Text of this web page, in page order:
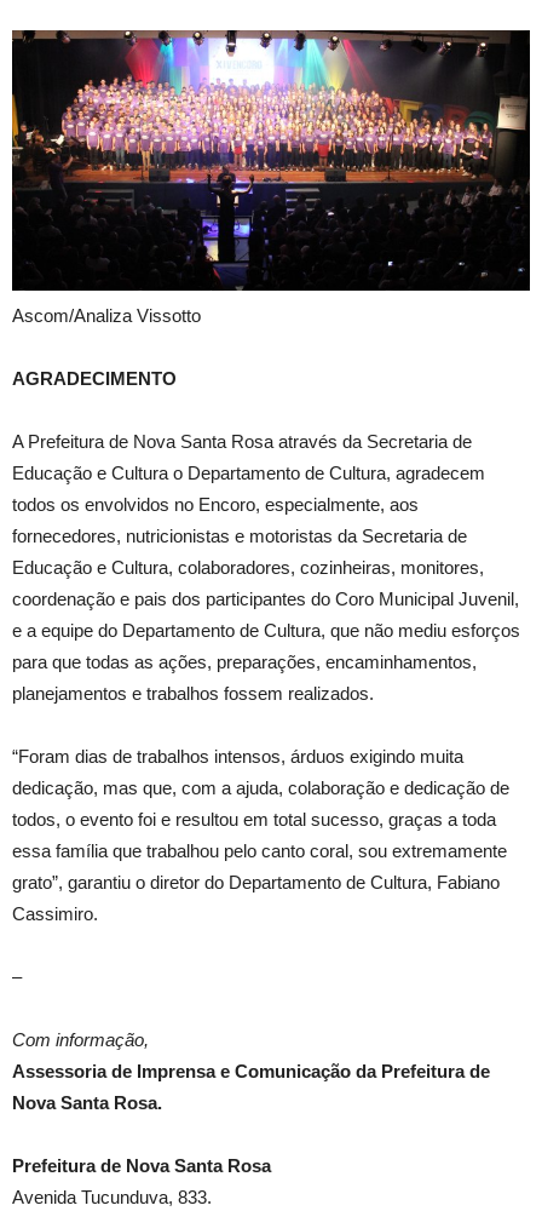
Ascom/Analiza Vissotto
AGRADECIMENTO
A Prefeitura de Nova Santa Rosa através da Secretaria de
Educação e Cultura o Departamento de Cultura, agradecem
todos os envolvidos no Encoro, especialmente, aos
fornecedores, nutricionistas e motoristas da Secretaria de
Educação e Cultura, colaboradores, cozinheiras, monitores,
coordenação e pais dos participantes do Coro Municipal Juvenil,
e a equipe do Departamento de Cultura, que não mediu esforços
para que todas as ações, preparações, encaminhamentos,
planejamentos e trabalhos fossem realizados.
“Foram dias de trabalhos intensos, árduos exigindo muita
dedicação, mas que, com a ajuda, colaboração e dedicação de
todos, o evento foi e resultou em total sucesso, graças a toda
essa família que trabalhou pelo canto coral, sou extremamente
grato”, garantiu o diretor do Departamento de Cultura, Fabiano
Cassimiro.
–
Com informação,
Assessoria de Imprensa e Comunicação da Prefeitura de
Nova Santa Rosa.
Prefeitura de Nova Santa Rosa
Avenida Tucunduva, 833.